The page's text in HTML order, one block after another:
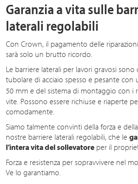
Garanzia a vita sulle
laterali regolabili
Con Crown, il pagamento delle
sarà solo un brutto ricordo.
Le barriere laterali per lavori gravosi
tubolare di acciaio spesso e pesante con
50 mm e del sistema di montaggio con i
vite. Possono essere richiuse e riaperte
comodamente.
Siamo talmente convinti della forza e
nostre barriere laterali regolabili, che le
l’intera vita del sollevatore per il
Forza e resistenza per sopravvivere nel
Ve lo garantiamo.